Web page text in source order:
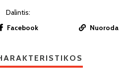
Dalintis:
Facebook Nuoroda